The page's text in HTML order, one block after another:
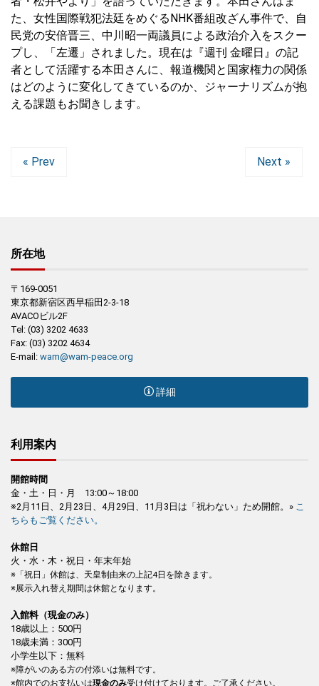
た、女性国際戦犯法廷をめぐるNHK番組改ざん事件で、自
民党の安倍晋三、中川昭一両議員による政治介入をスクー
プし、「左遷」されました。現在は『週刊 金曜日』の記
者として活躍する本田さんに、報道機関と国家権力の関係
はどのように変化してきているのか、ジャーナリズムが抱
える課題もお聞きします。
« Prev Next »
所在地
〒169-0051
東京都新宿区西早稲田2-3-18
AVACOビル2F
Tel: (03) 3202 4633
Fax: (03) 3202 4634
E-mail: wam@wam-peace.org
詳細
利用案内
開館時間
金・土・日・月 13:00～18:00
※2月11日、2月23日、4月29日、11月3日は「祝わない」ため開館。» こ
ちらもご覧ください。
休館日
火・水・木・祝日・年末年始
※「祝日」休館は、天皇制由来の上記4日を除きます。
※展示入れ替え期間は休館となります。
入館料（現金のみ）
18歳以上：500円
18歳未満：300円
小学生以下：無料
※障がいのある方の付添いは無料です。
※館内でのお支払いは現金のみ受け付けております。ご了承ください。